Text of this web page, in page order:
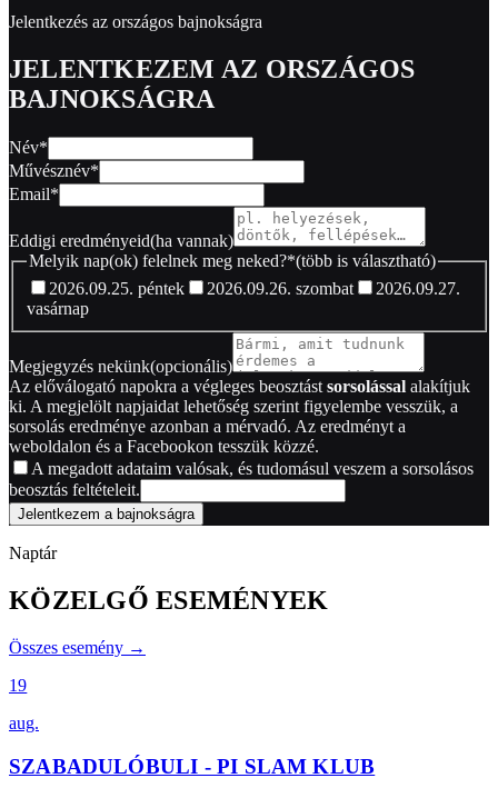
Jelentkezés az országos bajnokságra
JELENTKEZEM AZ ORSZÁGOS
BAJNOKSÁGRA
Név*
Művésznév*
Email*
Eddigi eredményeid(ha vannak)
Melyik nap(ok) felelnek meg neked?*(több is választható)
2026.09.25. péntek
2026.09.26. szombat
2026.09.27.
vasárnap
Megjegyzés nekünk(opcionális)
Az előválogató napokra a végleges beosztástsorsolással alakítjuk
ki. A megjelölt napjaidat lehetőség szerint figyelembe vesszük, a
sorsolás eredménye azonban a mérvadó. Az eredményt a
weboldalon és a Facebookon tesszük közzé.
A megadott adataim valósak, és tudomásul veszem a sorsolásos
beosztás feltételeit.
Jelentkezem a bajnokságra
Naptár
KÖZELGŐ ESEMÉNYEK
Összes esemény →
19
aug.
SZABADULÓBULI - PI SLAM KLUB